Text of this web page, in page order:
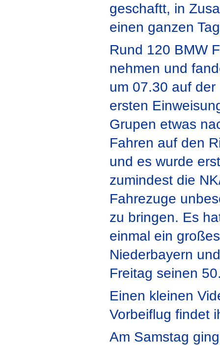
geschaftt, in
einen ganzen
Rund 120 BMW
nehmen und
um 07.30 auf
ersten
Grupen etwas
Fahren auf den
und es wurde
zumindest die
Fahrezuge
zu bringen. Es
einmal ein
Niederbayern
Freitag seinen
Einen kleinen
Vorbeiflug findet
Am Samstag